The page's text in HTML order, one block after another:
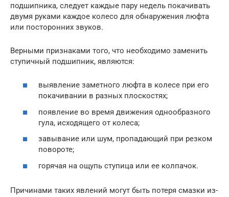
подшипника, следует каждые пару недель покачивать
двумя руками каждое колесо для обнаружения люфта
или посторонних звуков.
Верными признаками того, что необходимо заменить
ступичный подшипник, являются:
выявление заметного люфта в колесе при его
покачивании в разных плоскостях;
появление во время движения однообразного
гула, исходящего от колеса;
завывание или шум, пропадающий при резком
повороте;
горячая на ощупь ступица или ее колпачок.
Причинами таких явлений могут быть потеря смазки из-